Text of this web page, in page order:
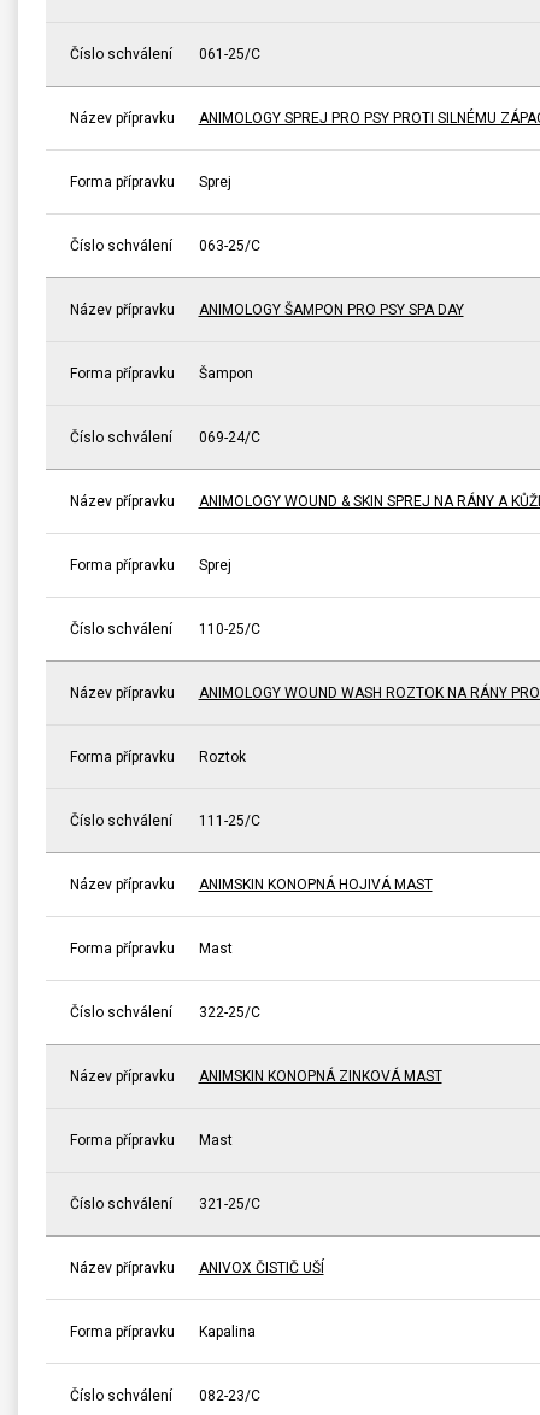
Číslo schválení 061-25/C
Název přípravku ANIMOLOGY SPREJ PRO PSY PROTI SILNÉMU
Forma přípravku Sprej
Číslo schválení 063-25/C
Název přípravku ANIMOLOGY ŠAMPON PRO PSY SPA DAY
Forma přípravku Šampon
Číslo schválení 069-24/C
Název přípravku ANIMOLOGY WOUND & SKIN SPREJ NA RÁNY A
Forma přípravku Sprej
Číslo schválení 110-25/C
Název přípravku ANIMOLOGY WOUND WASH ROZTOK NA RÁNY
Forma přípravku Roztok
Číslo schválení 111-25/C
Název přípravku ANIMSKIN KONOPNÁ HOJIVÁ MAST
Forma přípravku Mast
Číslo schválení 322-25/C
Název přípravku ANIMSKIN KONOPNÁ ZINKOVÁ MAST
Forma přípravku Mast
Číslo schválení 321-25/C
Název přípravku ANIVOX ČISTIČ UŠÍ
Forma přípravku Kapalina
Číslo schválení 082-23/C